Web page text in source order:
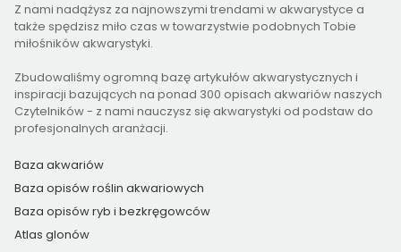
Z nami nadążysz za najnowszymi trendami w akwarystyce a
także spędzisz miło czas w towarzystwie podobnych Tobie
miłośników akwarystyki.
Zbudowaliśmy ogromną bazę artykułów akwarystycznych i
inspiracji bazujących na ponad 300 opisach akwariów naszych
Czytelników - z nami nauczysz się akwarystyki od podstaw do
profesjonalnych aranżacji.
Baza akwariów
Baza opisów roślin akwariowych
Baza opisów ryb i bezkręgowców
Atlas glonów